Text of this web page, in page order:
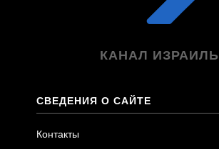
КАНАЛ ИЗРАИЛЬ
СВЕДЕНИЯ О САЙТЕ
Контакты